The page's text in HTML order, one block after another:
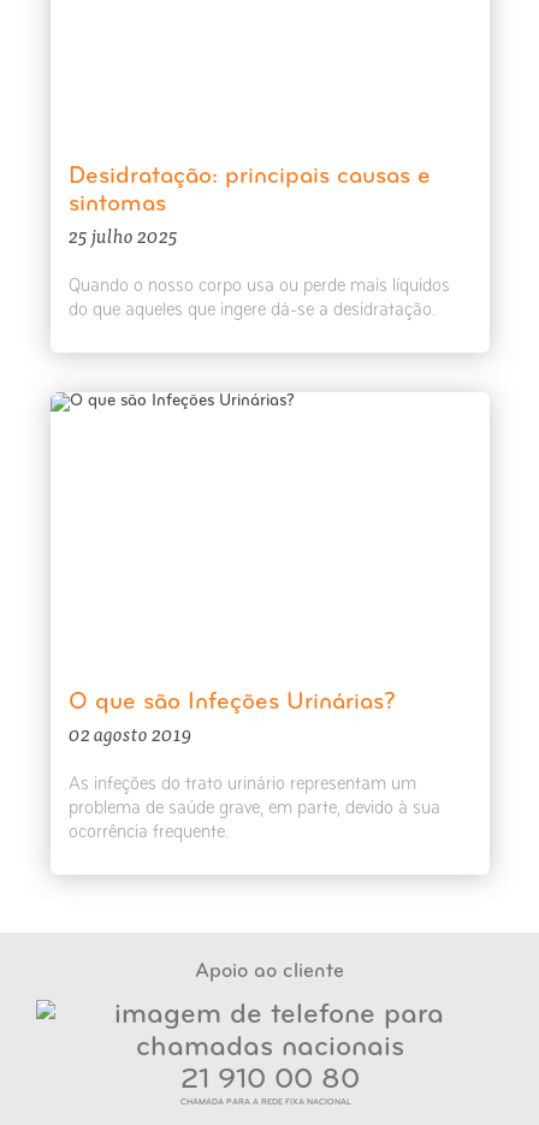
Desidratação: principais causas e
sintomas
25 julho 2025
Quando o nosso corpo usa ou perde mais líquidos
do que aqueles que ingere dá-se a desidratação.
O que são Infeções Urinárias?
02 agosto 2019
As infeções do trato urinário representam um
problema de saúde grave, em parte, devido à sua
ocorrência frequente.
Apoio ao cliente
21 910 00 80
CHAMADA PARA A REDE FIXA NACIONAL